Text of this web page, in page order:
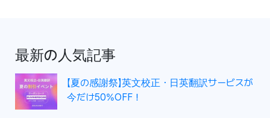
最新の人気記事
【夏の感謝祭】英文校正・日英翻訳サービスが
今だけ50%OFF！